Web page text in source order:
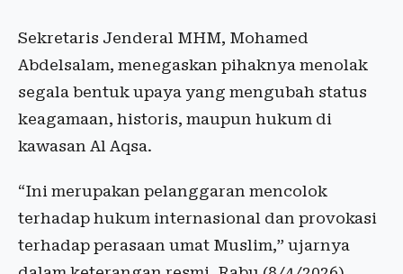
Sekretaris Jenderal MHM, Mohamed
Abdelsalam, menegaskan pihaknya menolak
segala bentuk upaya yang mengubah status
keagamaan, historis, maupun hukum di
kawasan Al Aqsa.
“Ini merupakan pelanggaran mencolok
terhadap hukum internasional dan provokasi
terhadap perasaan umat Muslim,” ujarnya